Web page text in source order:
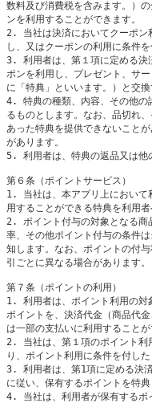
数料及び消費税を含みます。）
ンを利用することができます。
2. 当社は決済においてクーポン
し、又はクーポンの利用に条件を
3. 利用者は、第１項に定める決
ポンを利用し、プレゼント、サ
に「特典」といいます。）と交換
4. 特典の種類、内容、その他の
るものとします。なお、品切れ
あった特典を提供できないこと
があります。
5. 利用者は、特典の返品又は他
第６条（ポイントサービス）
1. 当社は、本アプリ上において
用することができる特典を利用者
2. ポイント付与の対象となる商
率、その他ポイント付与の条件
知します。なお、ポイントの付
引ごとに異なる場合があります。
第７条（ポイントの利用）
1. 利用者は、ポイント利用の対
ポイントを、決済代金（商品代
は一部の支払いに利用することが
2. 当社は、第１項のポイント利
り、ポイント利用に条件を付した
3. 利用者は、第1項に定める決
に従い、保有するポイントを特
4. 当社は、利用者が保有するポ